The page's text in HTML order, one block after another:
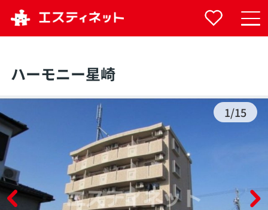
ハーモニー星崎
1/15